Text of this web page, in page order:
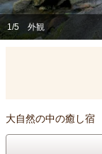
1/5 外観
大自然の中の癒し宿